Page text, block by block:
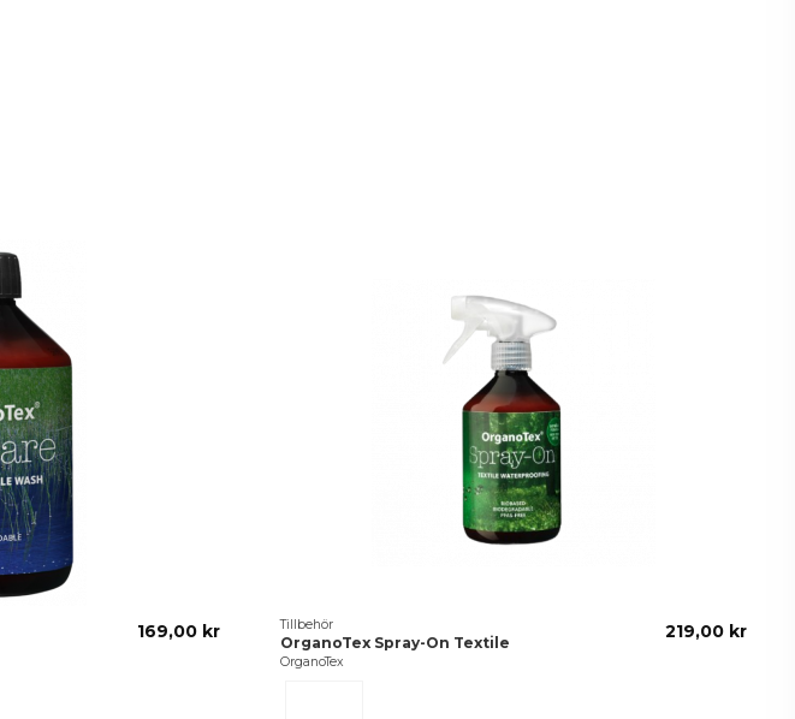
169,00 kr Tillbehör
OrganoTex Spray-On Textile
OrganoTex
219,00 kr